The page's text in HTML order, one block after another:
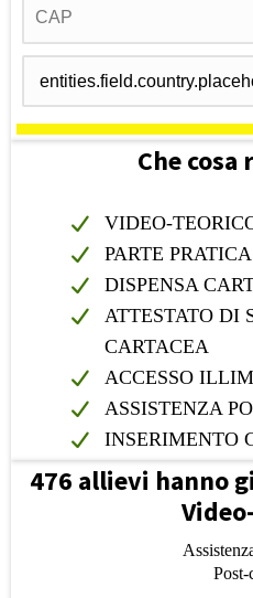
Che cosa
VIDEO-
PARTE PRATICA
DISPENSA
ATTESTATO DI
CARTACEA
ACCESSO
ASSISTENZA
INSERIMENTO
476 allievi hanno
Post-